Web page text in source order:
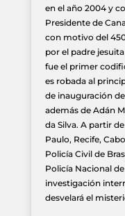
en el año 2004 y
Presidente de
con motivo del
por el padre
fue el primer
es robada al
de inauguración
además de Adán
da Silva. A partir
Paulo, Recife,
Policía Civil de
Policía Nacional
investigación
desvelará el